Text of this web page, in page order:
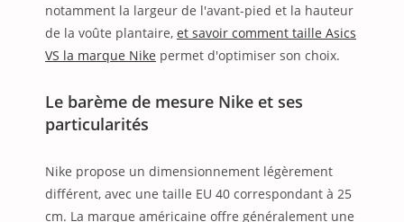
notamment la largeur de l'avant-pied et la hauteur
de la voûte plantaire, et savoir comment taille Asics
VS la marque Nike permet d'optimiser son choix.
Le barème de mesure Nike et ses
particularités
Nike propose un dimensionnement légèrement
différent, avec une taille EU 40 correspondant à 25
cm. La marque américaine offre généralement une